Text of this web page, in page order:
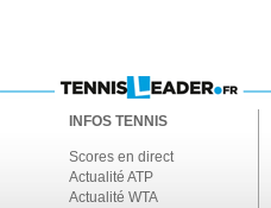
INFOS TENNIS
Scores en direct
Actualité ATP
Actualité WTA